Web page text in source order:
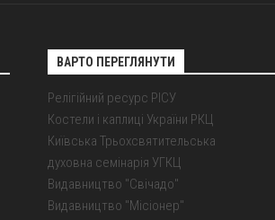
ВАРТО ПЕРЕГЛЯНУТИ
Релігійний ресурс РІСУ
Костели і каплиці України РКЦ
Київська Трьохсвятительська
духовна семінарія УГКЦ
Видавництво "Свічадо"
Видавництво "Місіонер"